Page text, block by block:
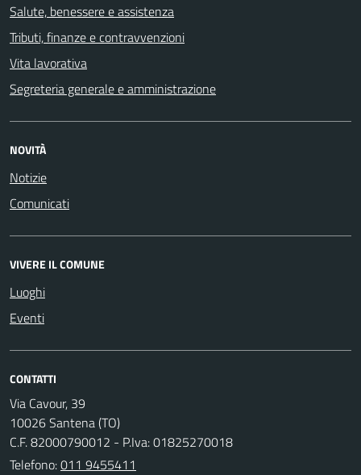
Salute, benessere e assistenza
Tributi, finanze e contravvenzioni
Vita lavorativa
Segreteria generale e amministrazione
NOVITÀ
Notizie
Comunicati
VIVERE IL COMUNE
Luoghi
Eventi
CONTATTI
Via Cavour, 39
10026 Santena (TO)
C.F. 82000790012 - P.Iva: 01825270018
Telefono:011 9455411